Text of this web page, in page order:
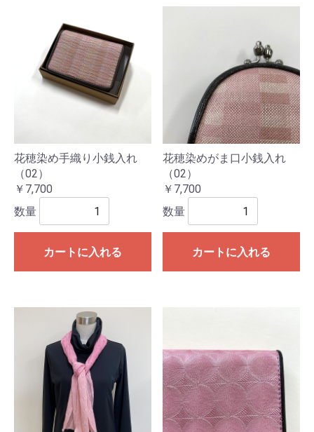
花穂染め手織り小銭入れ
（02）
￥7,700
数量
カートに入れる
花穂染めがま口小銭入れ
（02）
￥7,700
数量
カートに入れる